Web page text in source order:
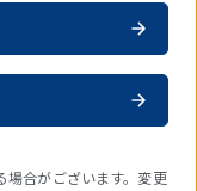
合がございます。変更